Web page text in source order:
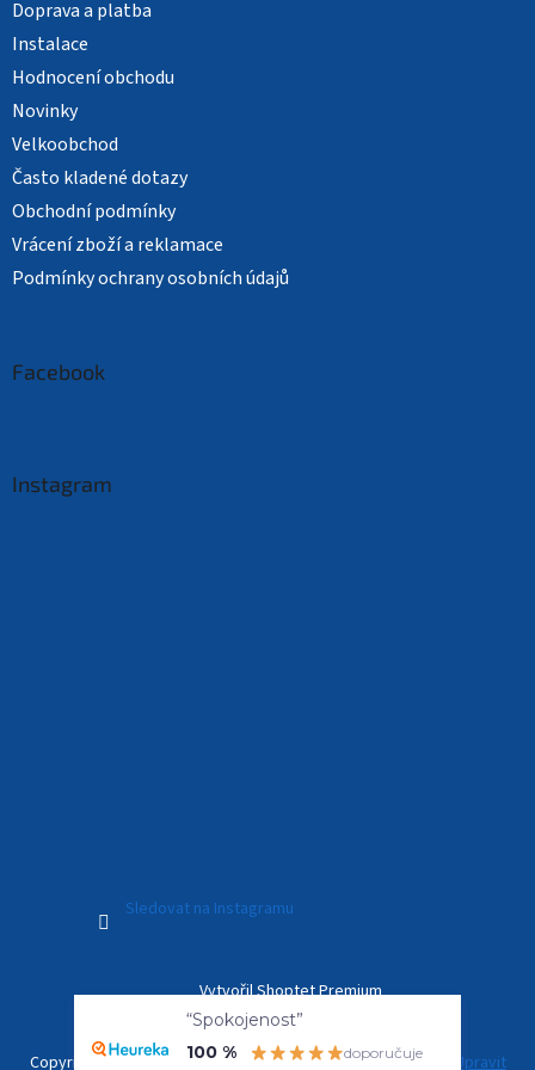
Doprava a platba
Instalace
Hodnocení obchodu
Novinky
Velkoobchod
Často kladené dotazy
Obchodní podmínky
Vrácení zboží a reklamace
Podmínky ochrany osobních údajů
Facebook
Instagram
Sledovat na Instagramu
Vytvořil Shoptet Premium
Copyright 2026Kamerový Svět. Všechna práva vyhrazena. Upravit
“Spokojenost”
100 %
doporučuje